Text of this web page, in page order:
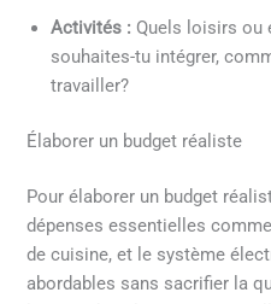
Activités : Quels loisirs ou
souhaites-tu intégrer,
travailler?
Élaborer un budget réaliste
Pour élaborer un budget
dépenses essentielles
de cuisine, et le système
abordables sans sacrifier la